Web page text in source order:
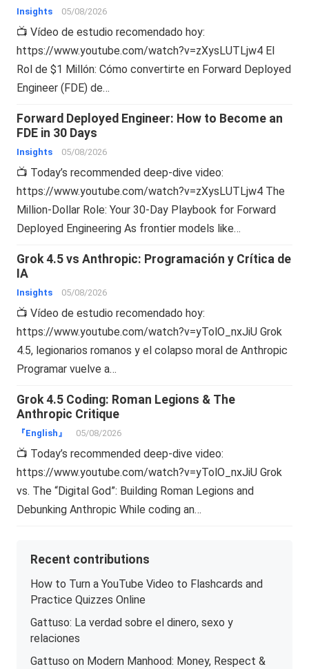
Insights 05/08/2026
📺 Vídeo de estudio recomendado hoy:
https://www.youtube.com/watch?v=zXysLUTLjw4 El
Rol de $1 Millón: Cómo convertirte en Forward Deployed
Engineer (FDE) de…
Forward Deployed Engineer: How to Become an
FDE in 30 Days
Insights 05/08/2026
📺 Today’s recommended deep-dive video:
https://www.youtube.com/watch?v=zXysLUTLjw4 The
Million-Dollar Role: Your 30-Day Playbook for Forward
Deployed Engineering As frontier models like…
Grok 4.5 vs Anthropic: Programación y Crítica de
IA
Insights 05/08/2026
📺 Vídeo de estudio recomendado hoy:
https://www.youtube.com/watch?v=yTolO_nxJiU Grok
4.5, legionarios romanos y el colapso moral de Anthropic
Programar vuelve a…
Grok 4.5 Coding: Roman Legions & The
Anthropic Critique
『English』 05/08/2026
📺 Today’s recommended deep-dive video:
https://www.youtube.com/watch?v=yTolO_nxJiU Grok
vs. The “Digital God”: Building Roman Legions and
Debunking Anthropic While coding an…
Recent contributions
How to Turn a YouTube Video to Flashcards and
Practice Quizzes Online
Gattuso: La verdad sobre el dinero, sexo y
relaciones
Gattuso on Modern Manhood: Money, Respect &